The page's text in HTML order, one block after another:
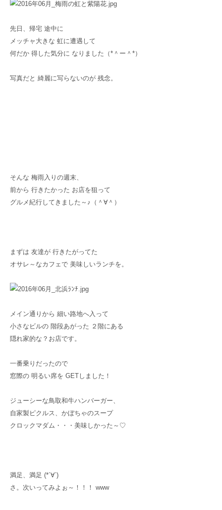
先日、帰宅 途中に
メッチャ大きな 虹に遭遇して
何だか 得した気分に なりました（*＾ー＾*）
写真だと 綺麗に写らないのが 残念。
そんな 梅雨入りの週末、
前から 行きたかった お店を狙って
グルメ紀行してきました～♪（＾∀＾）
まずは 友達が 行きたがってた
オサレ～なカフェで 美味しいランチを。
メイン通りから 細い路地へ入って
小さなビルの 階段あがった ２階にある
隠れ家的な？お店です。
一番乗りだったので
窓際の 明るい席を GETしました！
ジューシーな鳥取和牛ハンバーガー、
自家製ピクルス、かぼちゃのスープ
クロックマダム・・・美味しかった～♡
満足、満足 (*´∀`)
さ。次いってみよぉ～！！！ www